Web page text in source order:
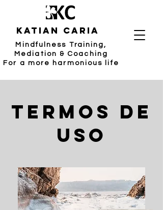
katian caria
Mindfulness Training,
Mediation & Coaching
For a more harmonious life
TErmos de
Uso